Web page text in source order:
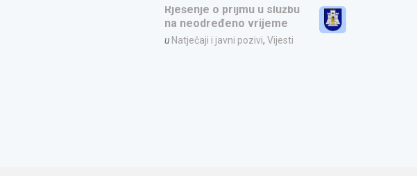
Rješenje o prijmu u službu
na neodređeno vrijeme
u Natječaji i javni pozivi, Vijesti